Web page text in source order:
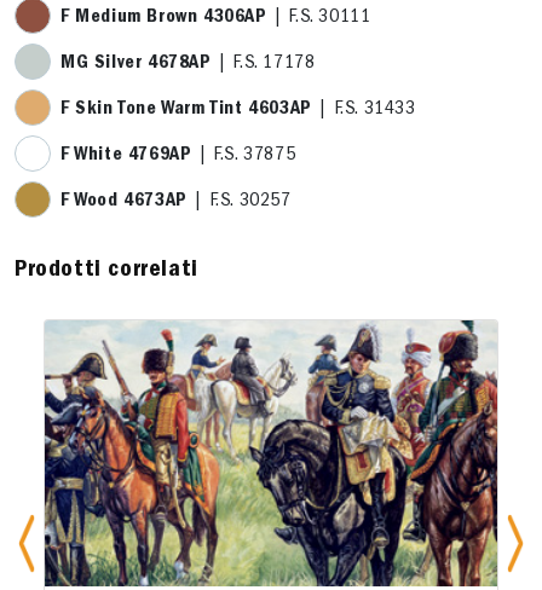
F Medium Brown 4306AP | F.S. 30111
MG Silver 4678AP | F.S. 17178
F Skin Tone Warm Tint 4603AP | F.S. 31433
F White 4769AP | F.S. 37875
F Wood 4673AP | F.S. 30257
Prodotti correlati